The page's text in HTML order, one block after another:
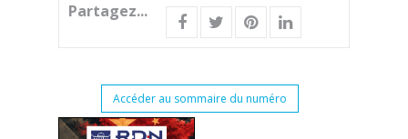
Partagez...
Accéder au sommaire du numéro